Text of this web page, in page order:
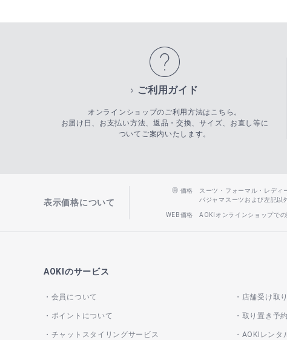
ご利用ガイド
オンラインショップのご利用方法はこちら。
お届け日、お支払い方法、返品・交換、サイズ、お直し等に
ついてご案内いたします。
表示価格について
価格
スーツ・フォーマル・レデ
パジャマスーツおよび左記
WEB価格 AOKIオンラインショップで
AOKIのサービス
会員について
ポイントについて
チャットスタイリングサービス
店舗受け取
取り置き予
AOKIレンタ